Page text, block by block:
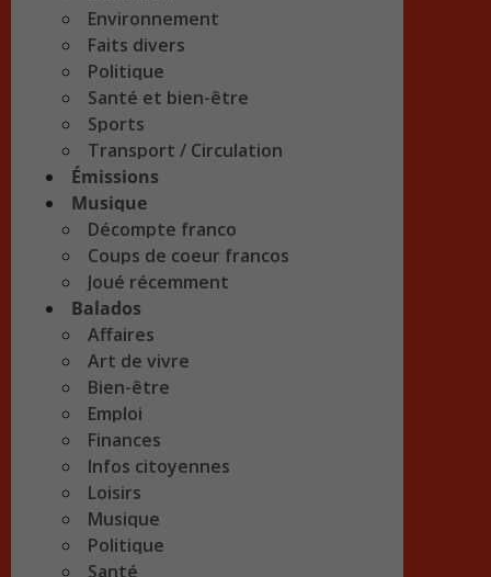
Environnement
Faits divers
Politique
Santé et bien-être
Sports
Transport / Circulation
Émissions
Musique
Décompte franco
Coups de coeur francos
Joué récemment
Balados
Affaires
Art de vivre
Bien-être
Emploi
Finances
Infos citoyennes
Loisirs
Musique
Politique
Santé